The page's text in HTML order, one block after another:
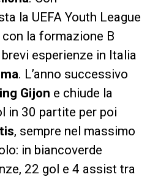
la UEFA Youth League
la formazione B
esperienze in Italia
. L’anno successivo
Gijon e chiude la
in 30 partite per poi
, sempre nel massimo
in biancoverde
22 gol e 4 assist tra